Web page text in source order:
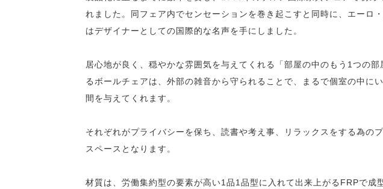
れました。同フェア内でセンセーションを巻き起こすと同時に、エーロ
はデザイナーとしての国際的な名声を手にしました。
居心地が良く、穏やかな雰囲気を与えてくれる「部屋の中のもう1つの部
るボールチェアは、外部の雑音から守られることで、まるで個室の中に
間を与えてくれます。
それぞれがプライバシーを保ち、読書や考え事、リラックスをする為の
スペースとなります。
材質は、労働集約型の要素が高い1品1品型に入れて出来上がるFRPで成